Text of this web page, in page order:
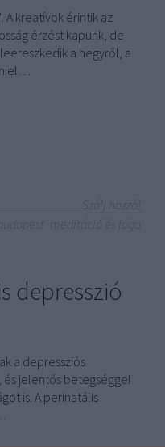
kreatívok érintik az
érzést kapunk, de
a hegyről, a
depresszió
a depressziós
és jelentős betegséggel
is. A perinatális